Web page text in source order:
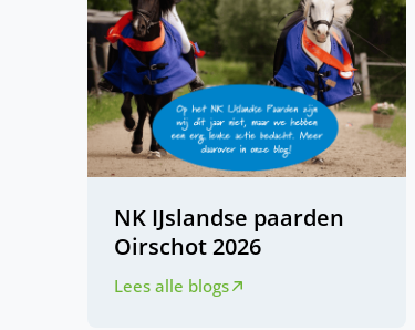
NK IJslandse paarden
Oirschot 2026
Lees alle blogs